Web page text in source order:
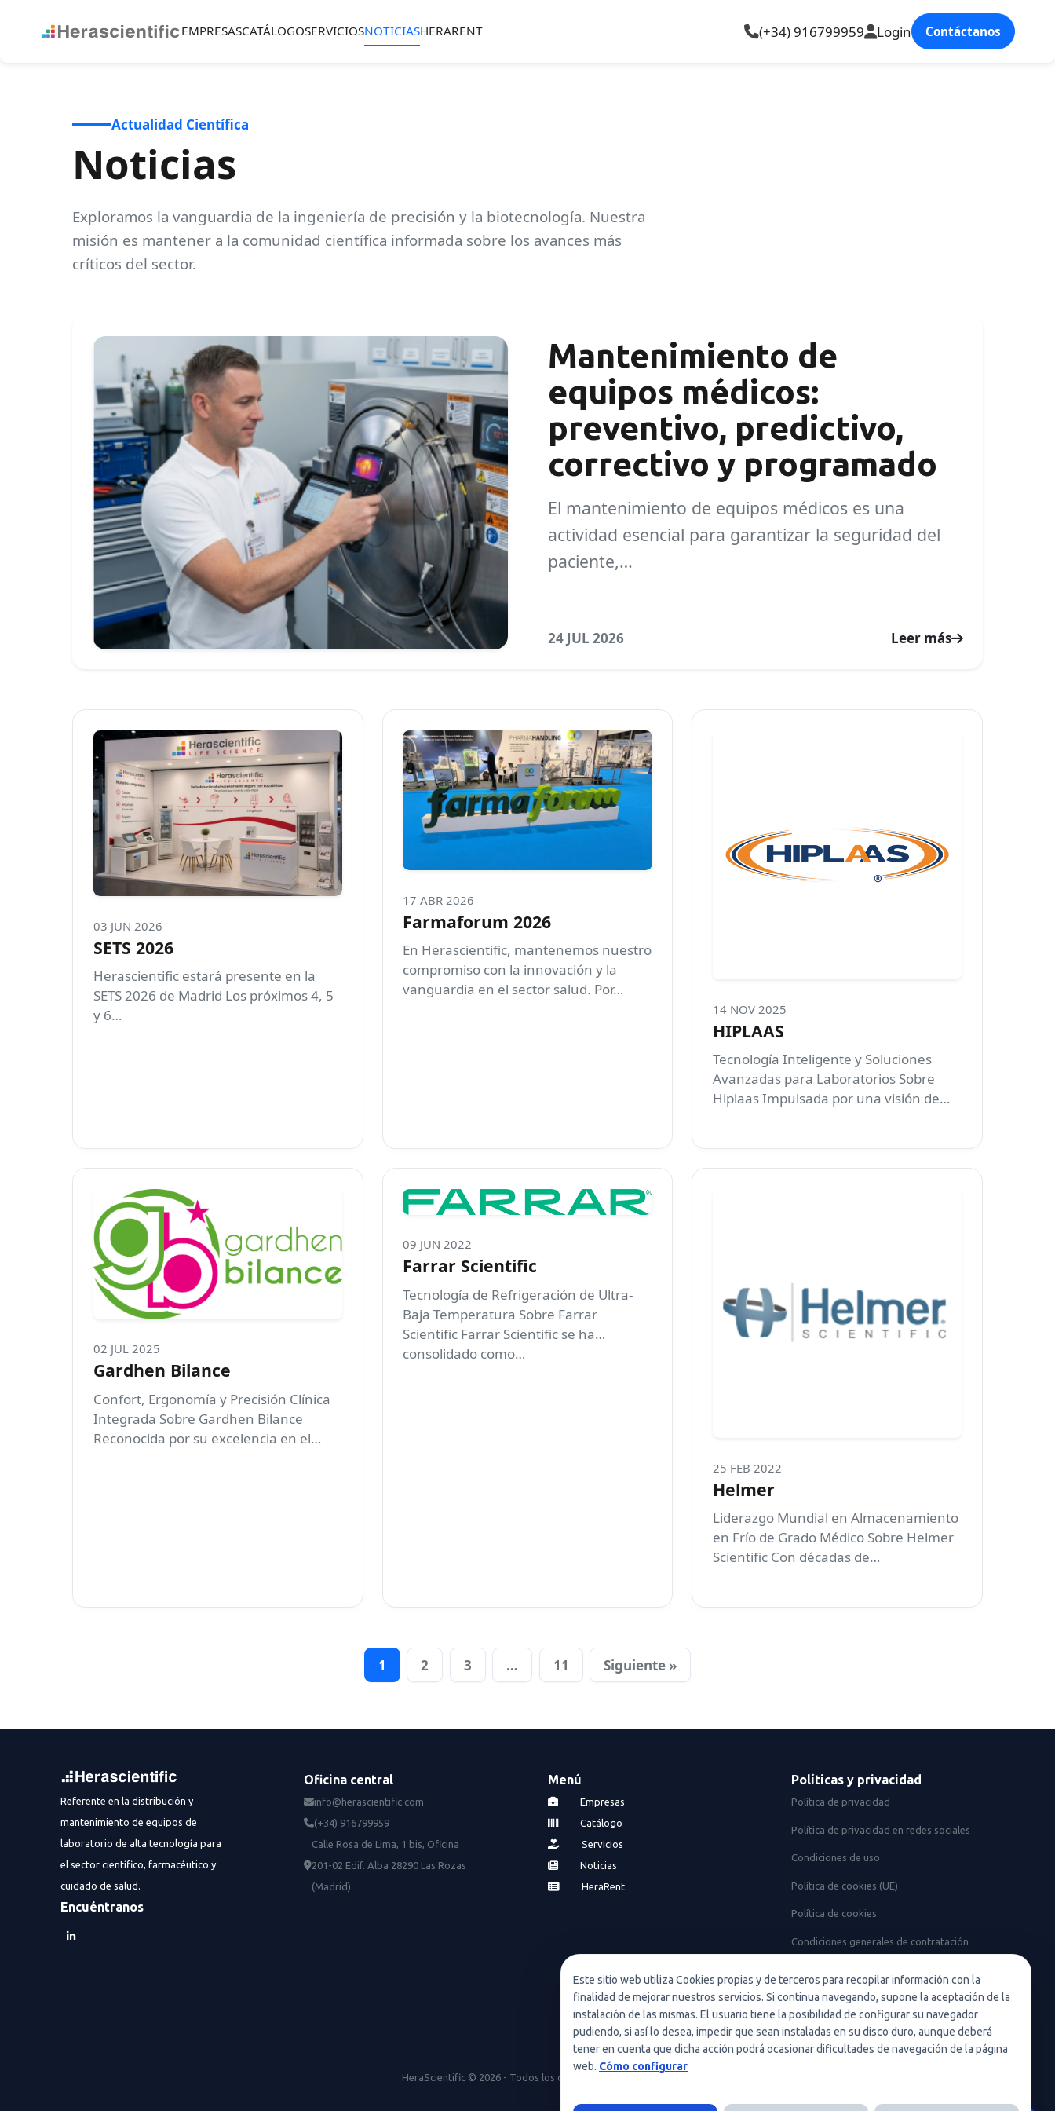
Este sitio web utiliza Cookies propias y de terceros para recopilar información con la
finalidad de mejorar nuestros servicios. Si continua navegando, supone la aceptación de la
instalación de las mismas. El usuario tiene la posibilidad de configurar su navegador
pudiendo, si así lo desea, impedir que sean instaladas en su disco duro, aunque deberá
tener en cuenta que dicha acción podrá ocasionar dificultades de navegación de la página
web. Cómo configurar
EMPRESASCATÁLOGOSERVICIOSNOTICIASHERARENT (+34) 916799959 Login Contáctanos
Actualidad Científica
Noticias
Exploramos la vanguardia de la ingeniería de precisión y la biotecnología. Nuestra
misión es mantener a la comunidad científica informada sobre los avances más
críticos del sector.
Mantenimiento de
equipos médicos:
preventivo, predictivo,
correctivo y programado
El mantenimiento de equipos médicos es una
actividad esencial para garantizar la seguridad del
paciente,…
24 JUL 2026 Leer más
03 JUN 2026
SETS 2026
Herascientific estará presente en la
SETS 2026 de Madrid Los próximos 4, 5
y 6…
17 ABR 2026
Farmaforum 2026
En Herascientific, mantenemos nuestro
compromiso con la innovación y la
vanguardia en el sector salud. Por…
14 NOV 2025
HIPLAAS
Tecnología Inteligente y Soluciones
Avanzadas para Laboratorios Sobre
Hiplaas Impulsada por una visión de
02 JUL 2025
Gardhen Bilance
Confort, Ergonomía y Precisión Clínica
Integrada Sobre Gardhen Bilance
Reconocida por su excelencia en el…
09 JUN 2022
Farrar Scientific
Tecnología de Refrigeración de Ultra-
Baja Temperatura Sobre Farrar
Scientific Farrar Scientific se ha
consolidado como…
25 FEB 2022
Helmer
Liderazgo Mundial en Almacenamiento
en Frío de Grado Médico Sobre Helmer
Scientific Con décadas de…
1 2 3 … 11 Siguiente »
Referente en la distribución y
mantenimiento de equipos de
laboratorio de alta tecnología para
el sector científico, farmacéutico y
cuidado de salud.
Encuéntranos
Oficina central
info@herascientific.com
(+34) 916799959
Calle Rosa de Lima, 1 bis, Oficina
201-02 Edif. Alba 28290 Las Rozas
(Madrid)
Menú
Empresas
Catálogo
Servicios
Noticias
HeraRent
Políticas y privacidad
Política de privacidad
Política de privacidad en redes sociales
Condiciones de uso
Política de cookies (UE)
Política de cookies
Condiciones generales de contratación
HeraScientific © 2026 - Todos los derechos reservados